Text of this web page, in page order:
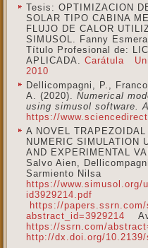
Tesis: OPTIMIZACION
SOLAR TIPO CABINA
FLUJO DE CALOR
SIMUSOL. Fanny
Título Profesional de:
APLICADA.Carátula
2010
Dellicompagni, P.,
A. (2020).Numerical
using simusol software.
https://
A NOVEL
NUMERIC SIMULATION
AND EXPERIMENTAL
Salvo Aien,
Sarmiento Nilsa
https://www.simusol.org/
id3929214.pdf
https://
abstract_id=3929214
https://ssrn.com/
http://dx.doi.org/10.2139/